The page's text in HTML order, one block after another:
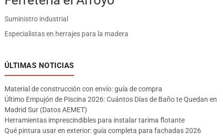
Suministro industrial
Especialistas en herrajes para la madera
ÚLTIMAS NOTICIAS
Material de construcción con envío: guía de compra
Último Empujón de Piscina 2026: Cuántos Días de Baño te Quedan en
Madrid Sur (Datos AEMET)
Herramientas imprescindibles para instalar tarima flotante
Qué pintura usar en exterior: guía completa para fachadas 2026